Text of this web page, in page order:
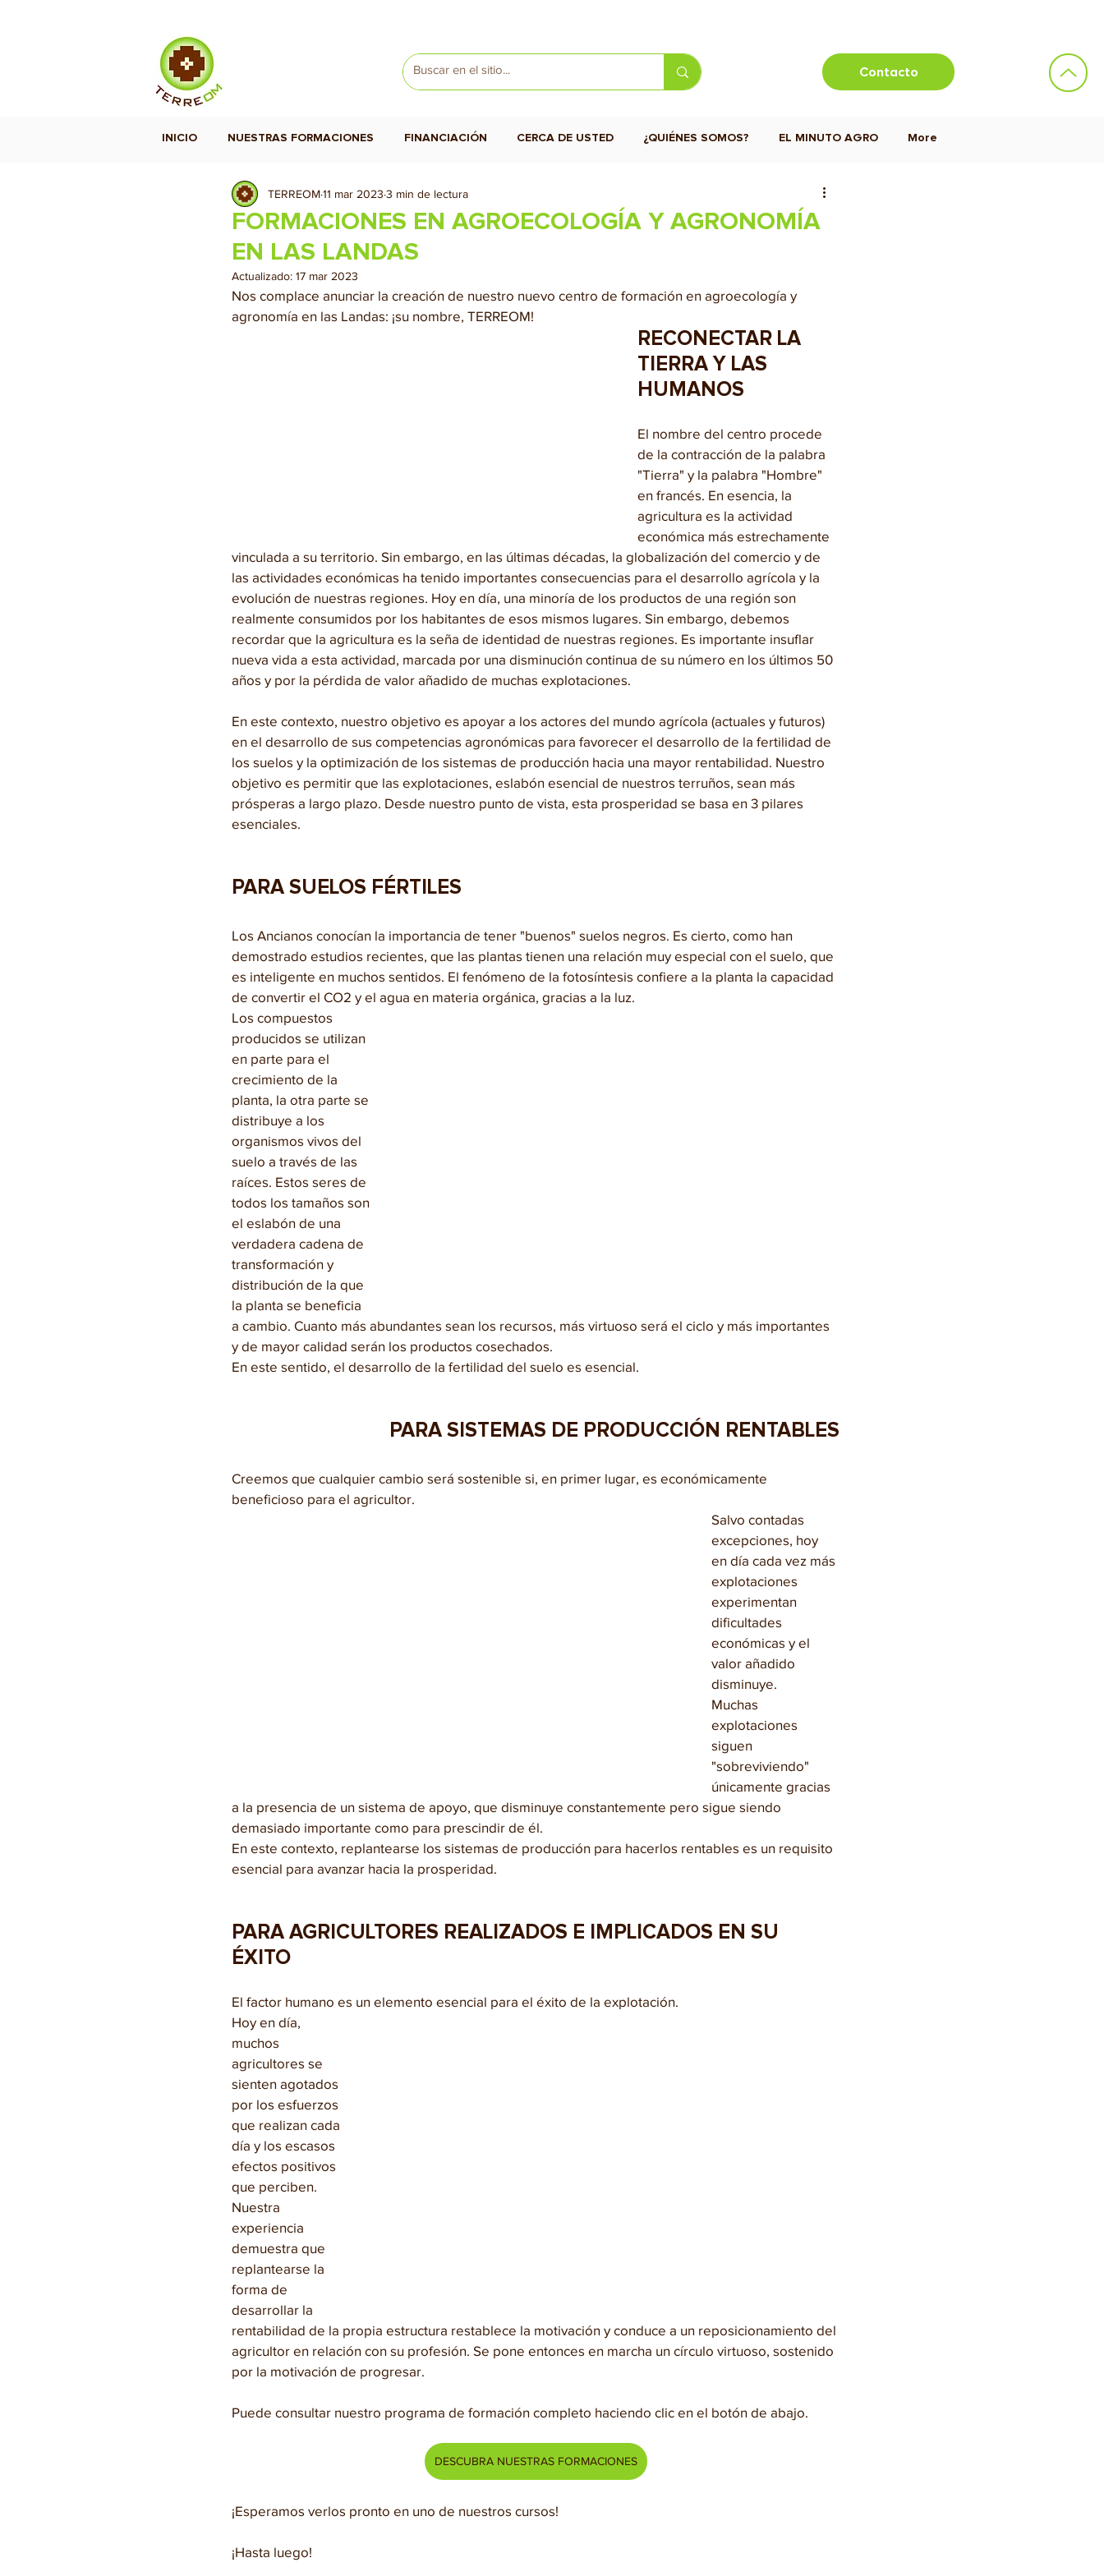
Contacto
INICIO NUESTRAS FORMACIONES FINANCIACIÓN CERCA DE USTED ¿QUIÉNES SOMOS? EL MINUTO AGRO More
FORMACIONES EN AGROECOLOGÍA Y AGRONOMÍA
EN LAS LANDAS
TERREOM11 mar 2023 3 min de lectura
Actualizado: 17 mar 2023
Nos complace anunciar la creación de nuestro nuevo centro de formación en agroecología y
agronomía en las Landas: ¡su nombre, TERREOM!
RECONECTAR LA
TIERRA Y LAS
HUMANOS
El nombre del centro procede
de la contracción de la palabra
"Tierra" y la palabra "Hombre"
en francés. En esencia, la
agricultura es la actividad
económica más estrechamente
vinculada a su territorio. Sin embargo, en las últimas décadas, la globalización del comercio y de
las actividades económicas ha tenido importantes consecuencias para el desarrollo agrícola y la
evolución de nuestras regiones. Hoy en día, una minoría de los productos de una región son
realmente consumidos por los habitantes de esos mismos lugares. Sin embargo, debemos
recordar que la agricultura es la seña de identidad de nuestras regiones. Es importante insuflar
nueva vida a esta actividad, marcada por una disminución continua de su número en los últimos 50
años y por la pérdida de valor añadido de muchas explotaciones.
En este contexto, nuestro objetivo es apoyar a los actores del mundo agrícola (actuales y futuros)
en el desarrollo de sus competencias agronómicas para favorecer el desarrollo de la fertilidad de
los suelos y la optimización de los sistemas de producción hacia una mayor rentabilidad. Nuestro
objetivo es permitir que las explotaciones, eslabón esencial de nuestros terruños, sean más
prósperas a largo plazo. Desde nuestro punto de vista, esta prosperidad se basa en 3 pilares
esenciales.
PARA SUELOS FÉRTILES
Los Ancianos conocían la importancia de tener "buenos" suelos negros. Es cierto, como han
demostrado estudios recientes, que las plantas tienen una relación muy especial con el suelo, que
es inteligente en muchos sentidos. El fenómeno de la fotosíntesis confiere a la planta la capacidad
de convertir el CO2 y el agua en materia orgánica, gracias a la luz.
Los compuestos
producidos se utilizan
en parte para el
crecimiento de la
planta, la otra parte se
distribuye a los
organismos vivos del
suelo a través de las
raíces. Estos seres de
todos los tamaños son
el eslabón de una
verdadera cadena de
transformación y
distribución de la que
la planta se beneficia
a cambio. Cuanto más abundantes sean los recursos, más virtuoso será el ciclo y más importantes
y de mayor calidad serán los productos cosechados.
En este sentido, el desarrollo de la fertilidad del suelo es esencial.
PARA SISTEMAS DE PRODUCCIÓN RENTABLES
Creemos que cualquier cambio será sostenible si, en primer lugar, es económicamente
beneficioso para el agricultor.
Salvo contadas
excepciones, hoy
en día cada vez más
explotaciones
experimentan
dificultades
económicas y el
valor añadido
disminuye.
Muchas
explotaciones
siguen
"sobreviviendo"
únicamente gracias
a la presencia de un sistema de apoyo, que disminuye constantemente pero sigue siendo
demasiado importante como para prescindir de él.
En este contexto, replantearse los sistemas de producción para hacerlos rentables es un requisito
esencial para avanzar hacia la prosperidad.
PARA AGRICULTORES REALIZADOS E IMPLICADOS EN SU
ÉXITO
El factor humano es un elemento esencial para el éxito de la explotación.
Hoy en día,
muchos
agricultores se
sienten agotados
por los esfuerzos
que realizan cada
día y los escasos
efectos positivos
que perciben.
Nuestra
experiencia
demuestra que
replantearse la
forma de
desarrollar la
rentabilidad de la propia estructura restablece la motivación y conduce a un reposicionamiento del
agricultor en relación con su profesión. Se pone entonces en marcha un círculo virtuoso, sostenido
por la motivación de progresar.
Puede consultar nuestro programa de formación completo haciendo clic en el botón de abajo.
DESCUBRA NUESTRAS FORMACIONES
¡Esperamos verlos pronto en uno de nuestros cursos!
¡Hasta luego!